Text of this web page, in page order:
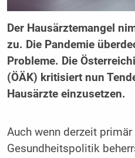
Der Hausärztemangel
zu. Die Pandemie
Probleme. Die
(ÖÄK) kritisiert nun
Hausärzte einzusetzen.
Auch wenn derzeit
Gesundheitspolitik